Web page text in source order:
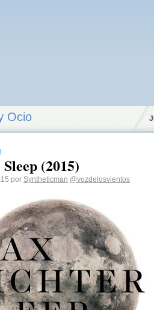
Ocio
(2015)
por Syntheticman @vozdelosvientos